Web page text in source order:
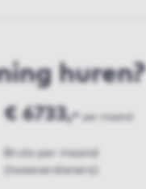
huren?
€ 6733,- per maand
Bruto per maand
(tweeverdieners)